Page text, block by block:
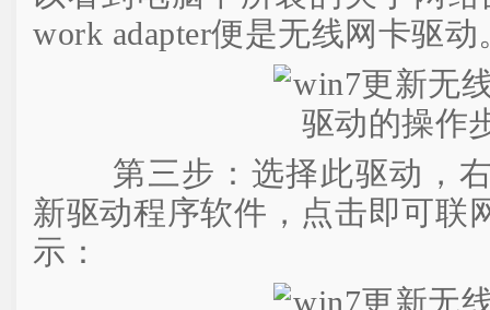
work adapter便是无线网卡驱
第三步：选择此驱动，右
新驱动程序软件，点击即可联
示：